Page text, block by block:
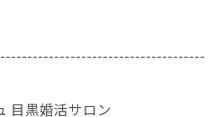
目黒婚活サロン